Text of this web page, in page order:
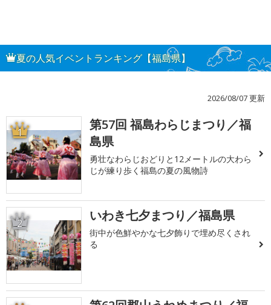
夏の人気イベントランキング【福島県】
2026/08/07 更新
1
第57回 福島わらじまつり／福
島県
勇壮なわらじおどりと12メートルの大わら
じが練り歩く福島の夏の風物詩
2 いわき七夕まつり／福島県
街中が色鮮やかな七夕飾りで埋め尽くされ
る